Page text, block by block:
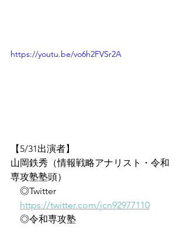
https://youtu.be/vo6h2FVSr2A
【5/31出演者】
山岡鉄秀（情報戦略アナリスト・令和
専攻塾塾頭）
◎Twitter
https://twitter.com/jcn92977110
◎令和専攻塾